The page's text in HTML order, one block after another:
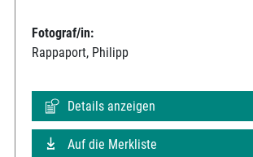
Fotograf/in:
Rappaport, Philipp
Details anzeigen
Auf die Merkliste